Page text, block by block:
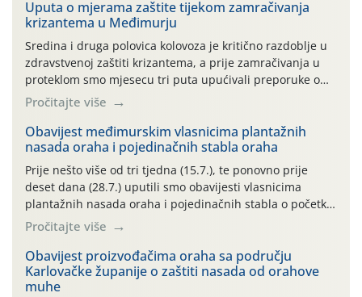
Uputa o mjerama zaštite tijekom zamračivanja
krizantema u Međimurju
Sredina i druga polovica kolovoza je kritično razdoblje u
zdravstvenoj zaštiti krizantema, a prije zamračivanja u
proteklom smo mjesecu tri puta upućivali preporuke o
preventivnim mjerama zaštite krizantema od najčešćih
uzročnika bolesti, štetnika i fito-fagnih grinja (23.7., 14.7.,
06.7.)! Na početku ovog mjeseca je zabilježeno je
povijesno i ekstremno vruće meteorološko razdoblje, uz
najviše temperature […]
Pročitajte više
Obavijest međimurskim vlasnicima plantažnih
nasada oraha i pojedinačnih stabla oraha
Prije nešto više od tri tjedna (15.7.), te ponovno prije
deset dana (28.7.) uputili smo obavijesti vlasnicima
plantažnih nasada oraha i pojedinačnih stabla o početku
leta i ovogodišnjoj potrebi usmjerenog suzbijanja
orahove muhe (Rhagoletis completa)! Već dvanaest dana
traje drugi ovogodišnji “toplinski udar”, koji naročito
izražen zadnja šest dana (31.7.-05.8.), jer najviše
temperature zraka svakodnevno […]
Pročitajte više
Obavijest proizvođačima oraha sa području
Karlovačke županije o zaštiti nasada od orahove
muhe